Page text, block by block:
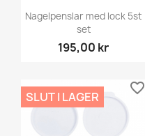
Nagelpenslar med lock 5st
set
195,00 kr
SLUT I LAGER
favorite_border